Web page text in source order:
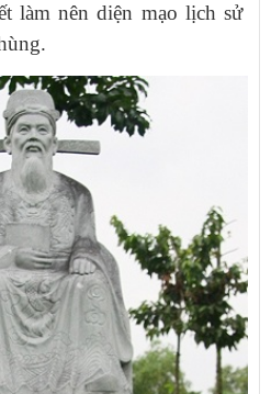
làm nên diện mạo lịch sử